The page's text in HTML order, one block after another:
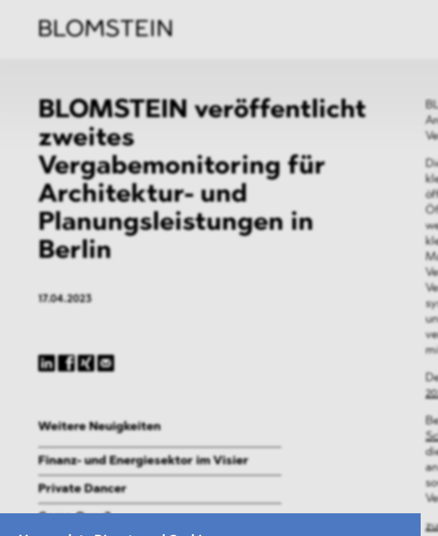
BLOMSTEIN veröffentlicht
zweites
Vergabemonitoring für
Architektur- und
Planungsleistungen in
Berlin
17.04.2023
Weitere Neuigkeiten
Finanz- und Energiesektor im Visier
Private Dancer